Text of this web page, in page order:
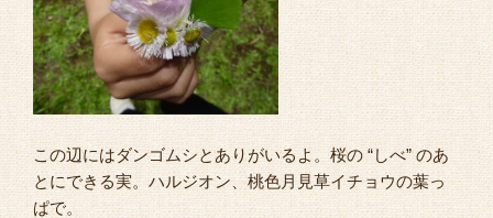
この辺にはダンゴムシとありがいるよ。桜の “しべ” のあ
とにできる実。ハルジオン、桃色月見草イチョウの葉っ
ぱで。